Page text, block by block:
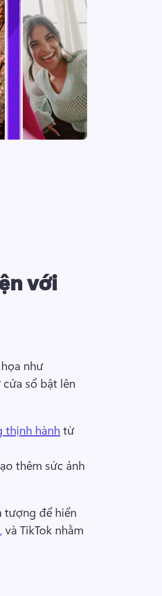
với
như
sổ bật lên
thịnh hành từ
thêm sức ảnh
tượng để hiển
và TikTok nhằm